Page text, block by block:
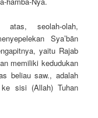
seolah-olah,
Sya’bān
yaitu Rajab
memiliki kedudukan
beliau saw., adalah
sisi (Allah) Tuhan